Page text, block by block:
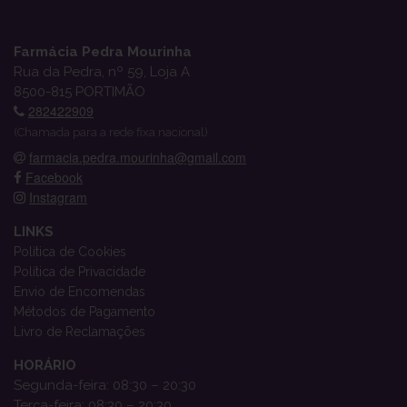
Farmácia Pedra Mourinha
Rua da Pedra, nº 59, Loja A
8500-815 PORTIMÃO
282422909
(Chamada para a rede fixa nacional)
farmacia.pedra.mourinha@gmail.com
Facebook
Instagram
LINKS
Política de Cookies
Política de Privacidade
Envio de Encomendas
Métodos de Pagamento
Livro de Reclamações
HORÁRIO
Segunda-feira: 08:30 – 20:30